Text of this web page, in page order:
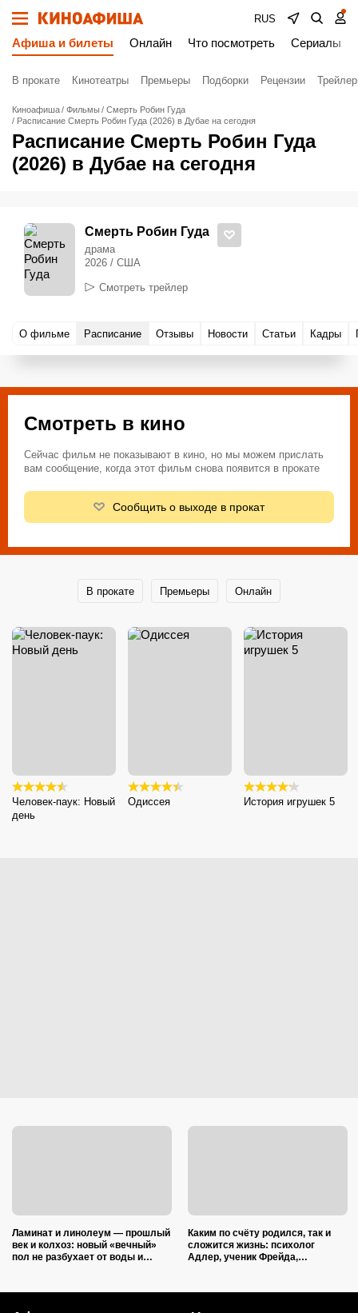
RUS
Афиша и билеты Онлайн Что посмотреть Сериалы
В прокате Кинотеатры Премьеры Подборки Рецензии
Киноафиша Фильмы
Смерть Робин Гуда
Расписание Смерть Робин Гуда (2026) в Дубае на сегодня
Расписание Смерть Робин Гуда
(2026) в Дубае на сегодня
Смерть Робин Гуда
драма
2026 / США
Смотреть трейлер
О фильме Расписание Отзывы Новости Статьи Кадры
Смотреть в кино
Сейчас фильм не показывают в кино, но мы можем прислать
вам сообщение, когда этот фильм снова появится в прокате
Сообщить о выходе в прокат
В прокате Премьеры Онлайн
Человек-паук: Новый
день
Одиссея История игрушек 5
Ламинат и линолеум — прошлый
век и колхоз: новый «вечный»
пол не разбухает от воды и
Каким по счёту родился, так и
сложится жизнь: психолог
Адлер, ученик Фрейда,